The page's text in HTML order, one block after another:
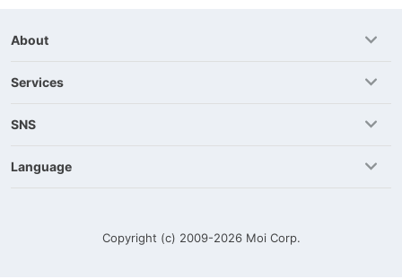
About
Services
SNS
Language
Copyright (c) 2009-2026 Moi Corp.